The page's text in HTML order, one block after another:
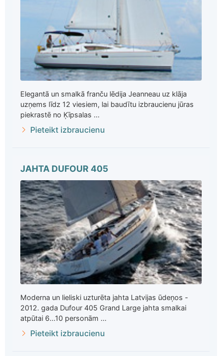
Elegantā un smalkā franču lēdija Jeanneau uz klāja
uzņems līdz 12 viesiem, lai baudītu izbraucienu jūras
piekrastē no Ķīpsalas ...
Pieteikt izbraucienu
JAHTA DUFOUR 405
Moderna un lieliski uzturēta jahta Latvijas ūdeņos -
2012. gada Dufour 405 Grand Large jahta smalkai
atpūtai 6...10 personām ...
Pieteikt izbraucienu